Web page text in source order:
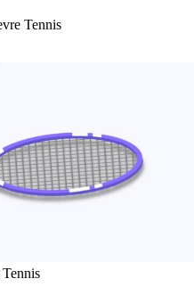
Tennis